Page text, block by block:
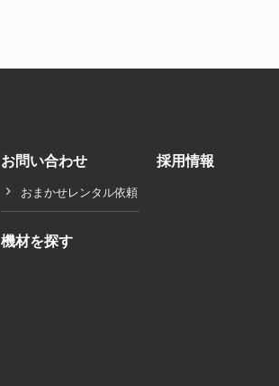
お問い合わせ
おまかせレンタル依頼
機材を探す
採用情報